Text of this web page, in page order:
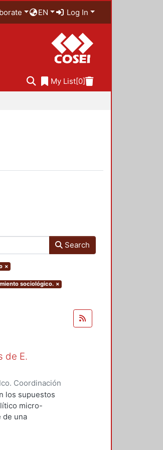
EN Log In
My List[0]
Search
×
sociológico. ×
de E.
Coordinación
los supuestos
micro-
de una